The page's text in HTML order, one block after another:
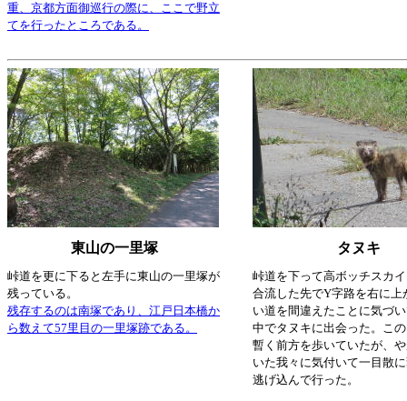
重、京都方面御巡行の際に、ここで野立
てを行ったところである。
東山の一里塚 タヌキ
峠道を更に下ると左手に東山の一里塚が
残っている。
残存するのは南塚であり、江戸日本橋か
ら数えて57里目の一里塚跡である。
峠道を下って高ボッチスカ
合流した先でY字路を右に上
い道を間違えたことに気づ
中でタヌキに出会った。こ
暫く前方を歩いていたが、
いた我々に気付いて一目散
逃げ込んで行った。